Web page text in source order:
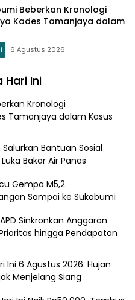
Beberkan Kronologi
Kades Tamanjaya dalam
6 Agustus 2026
Hari Ini
Kronologi
Tamanjaya dalam Kasus
Salurkan Bantuan Sosial
Bakar Air Panas
Gempa M5,2
Sampai ke Sukabumi
Sinkronkan Anggaran
hingga Pendapatan
Ini 6 Agustus 2026: Hujan
Menjelang Siang